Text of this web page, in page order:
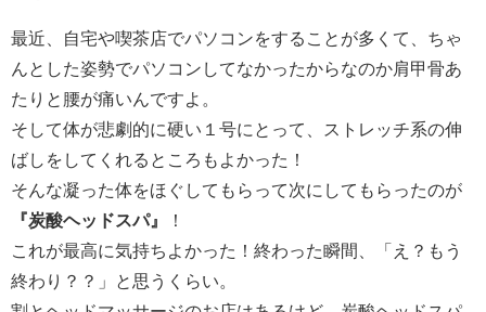
最近、自宅や喫茶店でパソコンをすることが多くて、ちゃ
んとした姿勢でパソコンしてなかったからなのか肩甲骨あ
たりと腰が痛いんですよ。
そして体が悲劇的に硬い１号にとって、ストレッチ系の伸
ばしをしてくれるところもよかった！
そんな凝った体をほぐしてもらって次にしてもらったのが
『炭酸ヘッドスパ』
！
これが最高に気持ちよかった！終わった瞬間、「え？もう
終わり？？」と思うくらい。